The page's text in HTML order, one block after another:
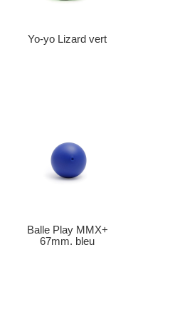
Yo-yo Lizard vert
Balle Play MMX+
67mm. bleu